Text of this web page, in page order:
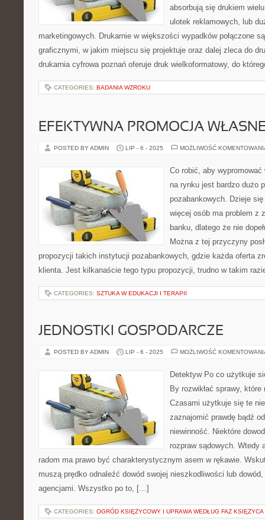
absorbują się drukiem
ulotek reklamowych, lub
marketingowych. Drukarnie w większości wypadków połączone
graficznymi, w jakim miejscu się projektuje oraz dalej zleca do
drukarnia cyfrowa poznań oferuje druk wielkoformatowy, do
CATEGORIES: BADANIA WZROKU
EFEKTYWNA PROMOCJA
POSTED BY ADMIN LIP - 6 - 2025 MOŻLIWOŚĆ
Co robić, aby
na rynku jest bardzo dużo
pozabankowych. Dzieje
więcej osób ma problem z
banku, dlatego że nie
Można z tej przyczyny
propozycji takich instytucji pozabankowych, gdzie każda oferta
klienta. Jest kilkanaście tego typu propozycji, trudno w takim
CATEGORIES: SZTUKA W EDUKACJI I TERAPII
JEDNOSTKI GOSPODARCZE
POSTED BY ADMIN LIP - 6 - 2025 MOŻLIWOŚĆ
Detektyw Po co użytkuje
By rozwikłać sprawy, które
Czasami użytkuje się te
zaznajomić prawdę bądź
niewinność. Niektóre
rozpraw sądowych. Wtedy
radom ma prawo być charakterystycznym asem w rękawie.
muszą prędko odnaleźć dowód swojej nieszkodliwości lub
agencjami. Wszystko po to, […]
CATEGORIES: OGRÓD KSIĘŻYCOWY I UPRAWA WEDŁUG FAZ KSIĘŻYCA